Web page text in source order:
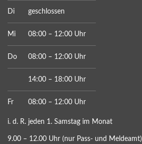
Di geschlossen
Mi 08:00 – 12:00 Uhr
Do 08:00 – 12:00 Uhr
14:00 – 18:00 Uhr
Fr 08:00 – 12:00 Uhr
i. d. R. jeden 1. Samstag im Monat
9.00 – 12.00 Uhr (nur Pass- und Meldeamt)